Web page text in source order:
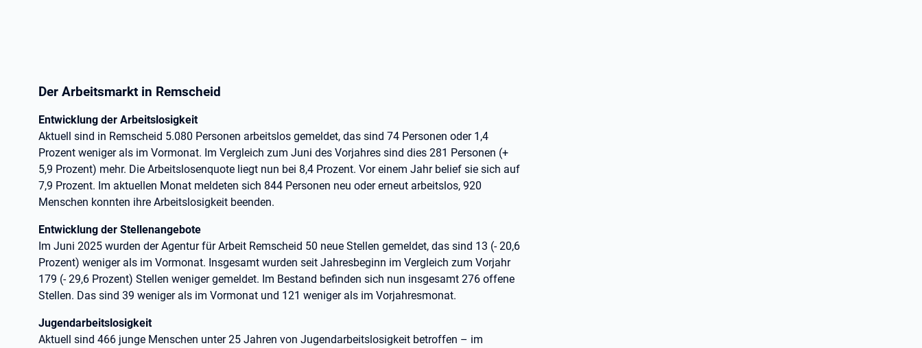
Der Arbeitsmarkt in Remscheid
Entwicklung der Arbeitslosigkeit
Aktuell sind in Remscheid 5.080 Personen arbeitslos gemeldet, das sind 74 Personen oder 1,4
Prozent weniger als im Vormonat. Im Vergleich zum Juni des Vorjahres sind dies 281 Personen (+
5,9 Prozent) mehr. Die Arbeitslosenquote liegt nun bei 8,4 Prozent. Vor einem Jahr belief sie sich auf
7,9 Prozent. Im aktuellen Monat meldeten sich 844 Personen neu oder erneut arbeitslos, 920
Menschen konnten ihre Arbeitslosigkeit beenden.
Entwicklung der Stellenangebote
Im Juni 2025 wurden der Agentur für Arbeit Remscheid 50 neue Stellen gemeldet, das sind 13 (- 20,6
Prozent) weniger als im Vormonat. Insgesamt wurden seit Jahresbeginn im Vergleich zum Vorjahr
179 (- 29,6 Prozent) Stellen weniger gemeldet. Im Bestand befinden sich nun insgesamt 276 offene
Stellen. Das sind 39 weniger als im Vormonat und 121 weniger als im Vorjahresmonat.
Jugendarbeitslosigkeit
Aktuell sind 466 junge Menschen unter 25 Jahren von Jugendarbeitslosigkeit betroffen – im